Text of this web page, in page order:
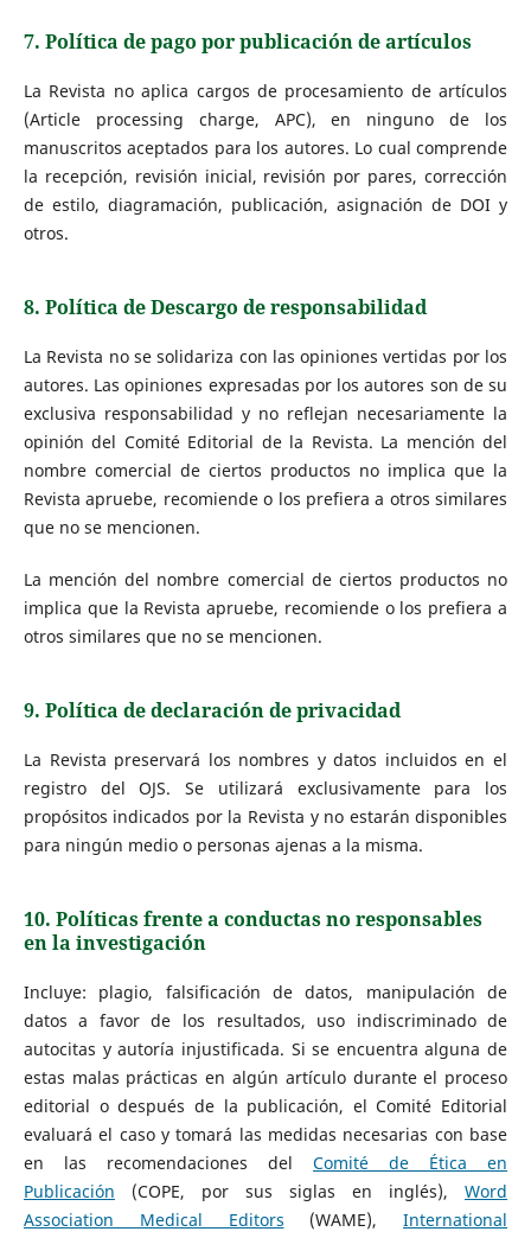
7. Política de pago por publicación de artículos
La Revista no aplica cargos de procesamiento de artículos
(Article processing charge, APC), en ninguno de los
manuscritos aceptados para los autores. Lo cual comprende
la recepción, revisión inicial, revisión por pares, corrección
de estilo, diagramación, publicación, asignación de DOI y
otros.
8. Política de Descargo de responsabilidad
La Revista no se solidariza con las opiniones vertidas por los
autores. Las opiniones expresadas por los autores son de su
exclusiva responsabilidad y no reflejan necesariamente la
opinión del Comité Editorial de la Revista. La mención del
nombre comercial de ciertos productos no implica que la
Revista apruebe, recomiende o los prefiera a otros similares
que no se mencionen.
La mención del nombre comercial de ciertos productos no
implica que la Revista apruebe, recomiende o los prefiera a
otros similares que no se mencionen.
9. Política de declaración de privacidad
La Revista preservará los nombres y datos incluidos en el
registro del OJS. Se utilizará exclusivamente para los
propósitos indicados por la Revista y no estarán disponibles
para ningún medio o personas ajenas a la misma.
10. Políticas frente a conductas no responsables
en la investigación
Incluye: plagio, falsificación de datos, manipulación de
datos a favor de los resultados, uso indiscriminado de
autocitas y autoría injustificada. Si se encuentra alguna de
estas malas prácticas en algún artículo durante el proceso
editorial o después de la publicación, el Comité Editorial
evaluará el caso y tomará las medidas necesarias con base
en las recomendaciones delComité de Ética en
Publicación (COPE, por sus siglas en inglés),Word
Association Medical Editors (WAME),International